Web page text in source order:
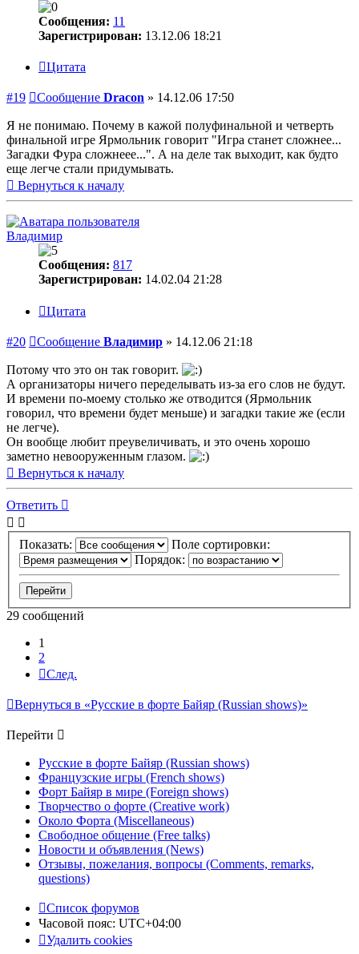
Сообщения: 11
Зарегистрирован: 13.12.06 18:21
Цитата
#19 Сообщение Dracon » 14.12.06 17:50
Я не понимаю. Почему в кажой полуфинальной и четверть
финальной игре Ярмольник говорит "Игра станет сложнее...
Загадки Фура сложнеее...". А на деле так выходит, как будто
еще легче стали придумывать.
Вернуться к началу
Владимир
Сообщения: 817
Зарегистрирован: 14.02.04 21:28
Цитата
#20 Сообщение Владимир » 14.12.06 21:18
Потому что это он так говорит.
А организаторы ничего переделывать из-за его слов не будут.
И времени по-моему столько же отводится (Ярмольник
говорил, что времени будет меньше) и загадки такие же (если
не легче).
Он вообще любит преувеличивать, и это очень хорошо
заметно невооруженным глазом.
Вернуться к началу
Ответить
Показать:
Поле сортировки:
Порядок:
29 сообщений
1
2
След.
Вернуться в «Русские в форте Байяр (Russian shows)»
Перейти
Русские в форте Байяр (Russian shows)
Французские игры (French shows)
Форт Байяр в мире (Foreign shows)
Творчество о форте (Creative work)
Около Форта (Miscellaneous)
Свободное общение (Free talks)
Новости и объявления (News)
Отзывы, пожелания, вопросы (Comments, remarks,
questions)
Список форумов
Часовой пояс: UTC+04:00
Удалить cookies